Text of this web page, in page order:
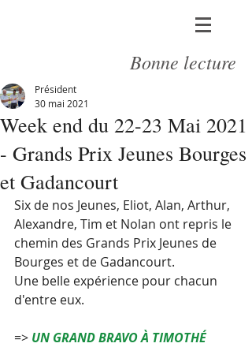
Bonne lecture
Week end du 22-23 Mai 2021
- Grands Prix Jeunes Bourges
et Gadancourt
Président
30 mai 2021
Six de nos Jeunes, Eliot, Alan, Arthur,
Alexandre, Tim et Nolan ont repris le
chemin des Grands Prix Jeunes de
Bourges et de Gadancourt.
Une belle expérience pour chacun
d'entre eux.
=> UN GRAND BRAVO À TIMOTHÉ